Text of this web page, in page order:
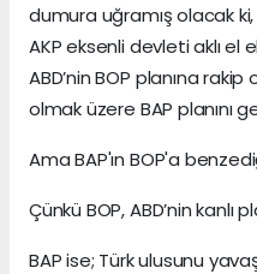
dumura uğramış olacak ki,
AKP eksenli devleti aklı el
ABD’nin BOP planına
olmak üzere BAP planını
Ama BAP'ın BOP'a
Çünkü BOP, ABD’nin kanlı
BAP ise; Türk ulusunu